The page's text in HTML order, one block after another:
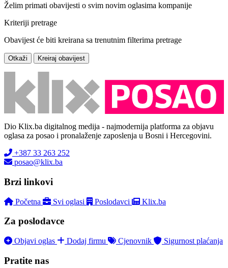
Želim primati obavijesti o svim novim oglasima kompanije
Kriteriji pretrage
Obavijest će biti kreirana sa trenutnim filterima pretrage
Otkaži Kreiraj obavijest
Dio Klix.ba digitalnog medija - najmodernija platforma za objavu
oglasa za posao i pronalaženje zaposlenja u Bosni i Hercegovini.
+387 33 263 252
posao@klix.ba
Brzi linkovi
Početna Svi oglasi Poslodavci Klix.ba
Za poslodavce
Objavi oglas Dodaj firmu Cjenovnik Sigurnost plaćanja
Pratite nas